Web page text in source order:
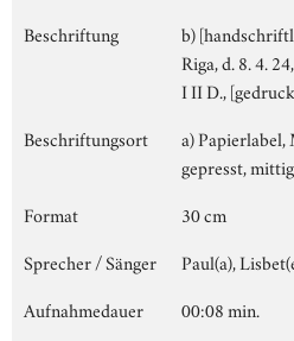
Beschriftung
b)
Riga, d. 8. 4.
I II D.,
Beschriftungsort
a)
gepresst, mittig
Format
30 cm
Sprecher / Sänger
Paul(a),
Aufnahmedauer
00:08 min.